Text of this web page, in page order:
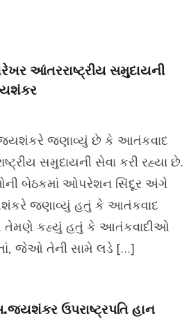
આંતરરાષ્ટ્રીય સમુદાયની
જયશંકરે જણાવ્યું છે કે આતંકવાદ
સમુદાયની સેવા કરી રહ્યા છે.
બેઠકમાં ઓપરેશન સિંદૂર અંગે
જણાવ્યું હતું કે આતંકવાદ
તેમણે કહ્યું હતું કે આતંકવાદીઓ
જેઓ તેની સામે લડે […]
ઉપરાષ્ટ્રપતિ હાન